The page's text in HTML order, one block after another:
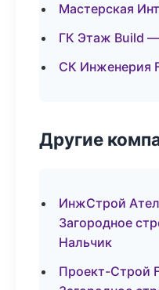
Мастерская
ГК Этаж Build —
СК Инженерия
Другие
ИнжСтрой
Загородное
Нальчик
Проект-Строй